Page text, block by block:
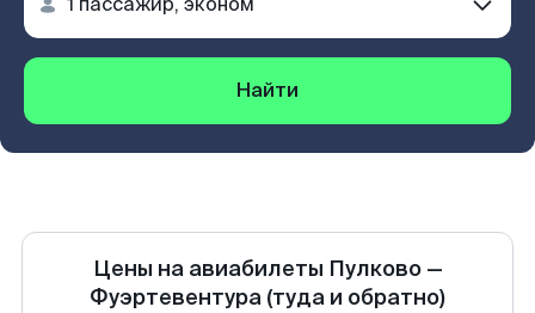
Найти
Цены на авиабилеты Пулково—
Фуэртевентура (туда и обратно)